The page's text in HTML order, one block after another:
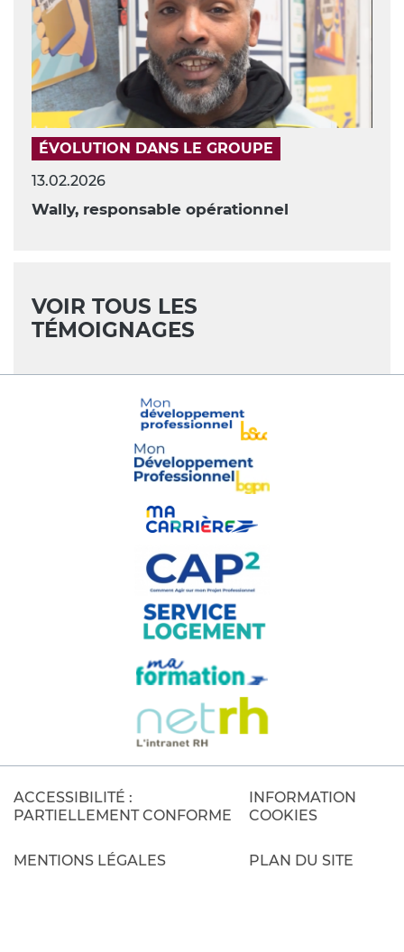
ÉVOLUTION DANS LE GROUPE
13.02.2026
Wally, responsable opérationnel
VOIR TOUS LES
TÉMOIGNAGES
ACCESSIBILITÉ :
PARTIELLEMENT CONFORME
INFORMATION
COOKIES
MENTIONS LÉGALES PLAN DU SITE